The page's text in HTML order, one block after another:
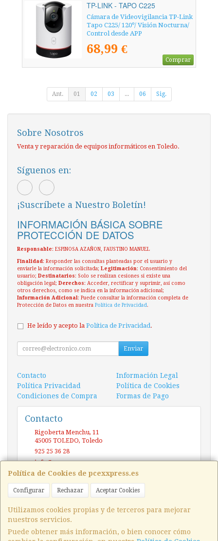
TP-LINK - TAPO C225
Cámara de Videovigilancia TP-Link
Tapo C225/ 120º/ Visión Nocturna/
Control desde APP
68,99 €
Comprar
Ant. 01 02 03 ... 06 Sig.
Política de Cookies de pcexxpress.es
Configurar Rechazar Aceptar Cookies
Utilizamos cookies propias y de terceros para mejorar
nuestros servicios.
Puede obtener más información, o bien conocer cómo
Sobre Nosotros
Venta y reparación de equipos informáticos en Toledo.
Síguenos en:
¡Suscríbete a Nuestro Boletín!
INFORMACIÓN BÁSICA SOBRE
PROTECCIÓN DE DATOS
Responsable: ESPINOSA AZAÑON, FAUSTINO MANUEL
Finalidad: Responder las consultas planteadas por el usuario y
enviarle la información solicitada; Legitimación: Consentimiento del
usuario; Destinatarios: Solo se realizan cesiones si existe una
obligación legal; Derechos: Acceder, rectificar y suprimir, así como
otros derechos, como se indica en la información adicional;
Información Adicional: Puede consultar la información completa de
Protección de Datos en nuestra Política de Privacidad.
He leído y acepto la Política de Privacidad.
Enviar
Contacto
Información Legal
Política Privacidad
Política de Cookies
Condiciones de Compra
Formas de Pago
Contacto
Rigoberta Menchu, 11
45005 TOLEDO, Toledo
925 25 36 28
info@pcexxpress.es
Horario
10 - 14 / 17 - 20 Sábado / Domingo (CERRADO)